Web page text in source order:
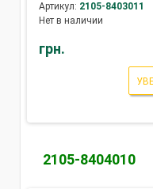
Артикул: 2105-8403011
Нет в наличии
грн.
2105-8404010